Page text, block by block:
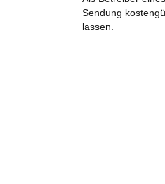
Sendung
lassen.